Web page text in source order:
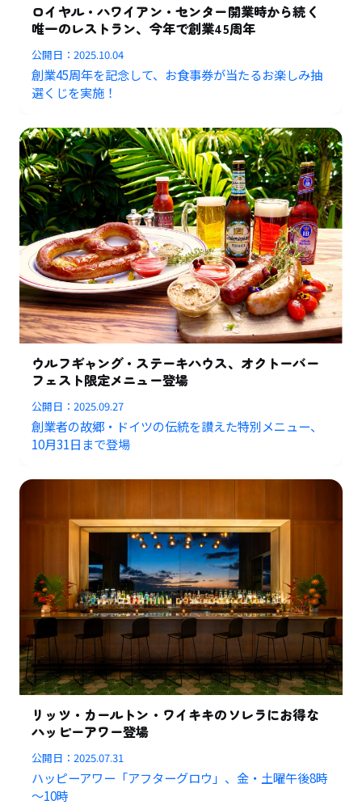
ロイヤル・ハワイアン・センター開業時から続く
唯一のレストラン、今年で創業45周年
公開日：2025.10.04
創業45周年を記念して、お食事券が当たるお楽しみ抽
選くじを実施！
ウルフギャング・ステーキハウス、オクトーバー
フェスト限定メニュー登場
公開日：2025.09.27
創業者の故郷・ドイツの伝統を讃えた特別メニュー、
10月31日まで登場
リッツ・カールトン・ワイキキのソレラにお得な
ハッピーアワー登場
公開日：2025.07.31
ハッピーアワー「アフターグロウ」、金・土曜午後8時
～10時